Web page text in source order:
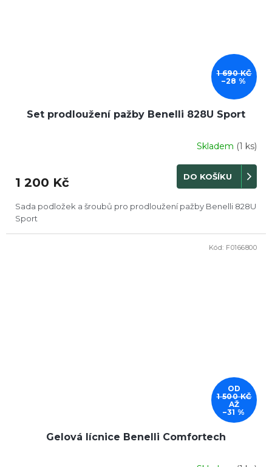
1 690 KČ
–28 %
Set prodloužení pažby Benelli 828U Sport
Skladem (1 ks)
1 200 Kč DO KOŠÍKU
Sada podložek a šroubů pro prodloužení pažby Benelli 828U
Sport
OD
1 500 KČ
AŽ
–31 %
Gelová lícnice Benelli Comfortech
Kód: F0166800